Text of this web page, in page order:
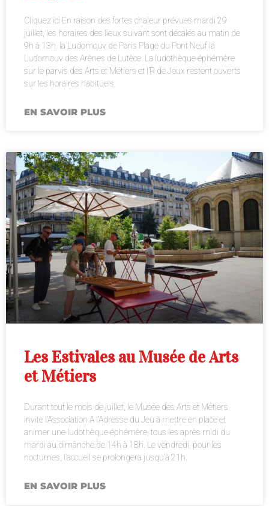
Cliquez ici En raison des fortes chaleur prévues mardi 29
juillet, les horaires des lieux suivant sont décalés au matin de
9h à 13h. la Ludomouv de Paris Plage du Pont Neuf la
Ludomouv des Arènes de Lutèce. La ludothèque éphémère
sur le parvis des Arts et Métiers et l’R de Jeux restent ouverts
sur les horaires habituels.
EN SAVOIR PLUS
Les Estivales au Musée de Arts
et Métiers
Durant tout le mois de juillet, le Musée des Arts et Métiers
invite l’Association A l’Adresse du Jeu à mettre en place et
animer une ludothèque éphémère, tous les après midi du
mardi au dimanche de 14h à 18h. Le vendredi, pour les
nocturnes, l’accueil se prolongera jusqu’à 21h.
EN SAVOIR PLUS